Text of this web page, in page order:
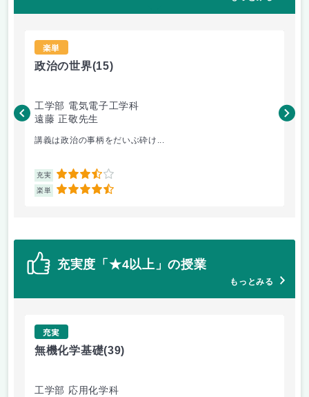
楽単
政治の世界(15)
工学部 電気電子工学科
遠藤 正敬先生
講義は政治の事柄をだいぶ砕け...
充実 3.5
楽単 4.5
丁
充実度「★4以上」の授業
もっとみる
充実
無機化学基礎(39)
工学部 応用化学科